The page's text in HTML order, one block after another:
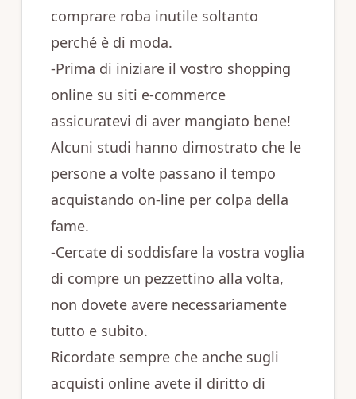
comprare roba inutile soltanto
perché è di moda.
-Prima di iniziare il vostro shopping
online su siti e-commerce
assicuratevi di aver mangiato bene!
Alcuni studi hanno dimostrato che le
persone a volte passano il tempo
acquistando on-line per colpa della
fame.
-Cercate di soddisfare la vostra voglia
di compre un pezzettino alla volta,
non dovete avere necessariamente
tutto e subito.
Ricordate sempre che anche sugli
acquisti online avete il diritto di